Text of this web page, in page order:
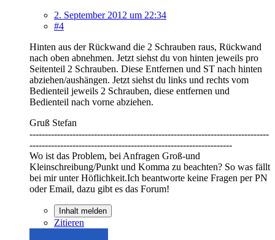
2. September 2012 um 22:34
#4
Hinten aus der Rückwand die 2 Schrauben raus, Rückwand
nach oben abnehmen. Jetzt siehst du von hinten jeweils pro
Seitenteil 2 Schrauben. Diese Entfernen und ST nach hinten
abziehen/aushängen. Jetzt siehst du links und rechts vom
Bedienteil jeweils 2 Schrauben, diese entfernen und
Bedienteil nach vorne abziehen.
Gruß Stefan
------------------------------------------------------------------------------
------------------------------------------------------------------
Wo ist das Problem, bei Anfragen Groß-und
Kleinschreibung/Punkt und Komma zu beachten? So was fällt
bei mir unter Höflichkeit.Ich beantworte keine Fragen per PN
oder Email, dazu gibt es das Forum!
Inhalt melden
Zitieren